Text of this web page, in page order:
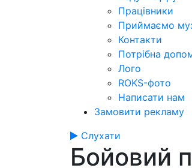
Працівники
Приймаємо
Контакти
Потрібна
Лого
ROKS-фото
Написати нам
Замовити рекламу
Слухати
Бойовий